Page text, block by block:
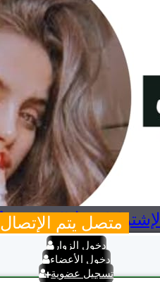
القوانين الإشتراكات
دخول الزوار
دخول الأعضاء
تسجيل عضوية
متصل يتم الإتصال